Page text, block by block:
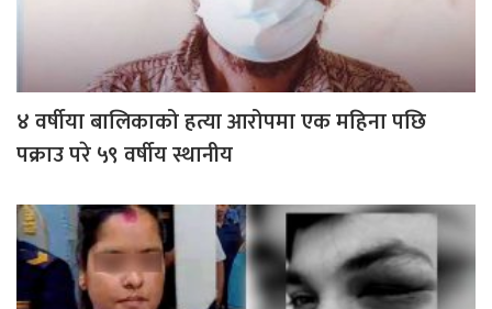
४ वर्षीया बालिकाको हत्या आरोपमा एक महिना पछि
पक्राउ परे ५९ वर्षीय स्थानीय